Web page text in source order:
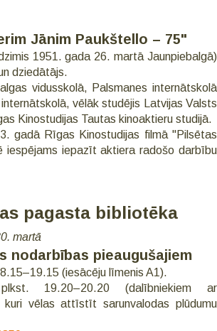
Jānim Paukštello – 75"
1951. gada 26. martā Jaunpiebalgā)
dziedātājs.
vidusskolā, Palsmanes internātskolā
vēlāk studējis Latvijas Valsts
Kinostudijas Tautas kinoaktieru studijā.
gadā Rīgas Kinostudijas filmā "Pilsētas
iespējams iepazīt aktiera radošo darbību
pagasta bibliotēka
martā
nodarbības pieaugušajiem
(iesācēju līmenis A1).
19.20–20.20 (dalībniekiem ar
kuri vēlas attīstīt sarunvalodas plūdumu